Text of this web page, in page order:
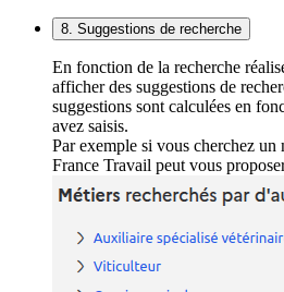
8. Suggestions de recherche
En fonction de la recherche
afficher des suggestions de
suggestions sont calculées en
avez saisis.
Par exemple si vous cherchez
France Travail peut vous